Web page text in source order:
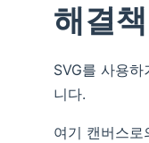
해결책
SVG를 사용
니다.
여기 캔버스